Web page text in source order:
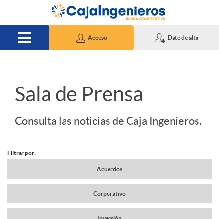
Saltar al contenido principal
Acceso Date de alta
S
i
d
Sala de Prensa
Consulta las noticias de Caja Ingenieros.
N
a
Filtrar por:
Acuerdos
Corporativo